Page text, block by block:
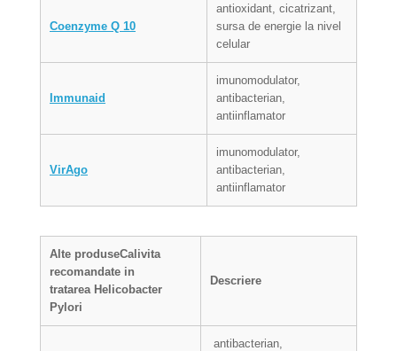
Coenzyme Q 10
antioxidant, cicatrizant,
sursa de energie la nivel
celular
Immunaid
imunomodulator,
antibacterian,
antiinflamator
VirAgo
imunomodulator,
antibacterian,
antiinflamator
Alte produseCalivita
recomandate in
tratarea Helicobacter
Pylori
Descriere
antibacterian,